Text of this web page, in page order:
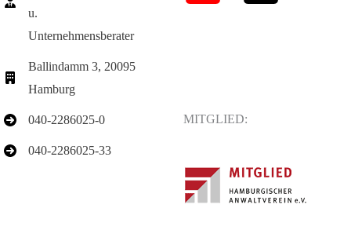
u.
Unternehmensberater
Ballindamm 3, 20095
Hamburg
040-2286025-0
040-2286025-33
MITGLIED: